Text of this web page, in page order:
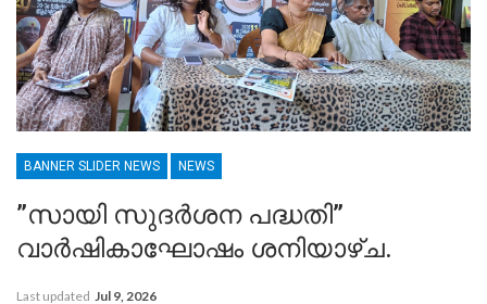
BANNER SLIDER NEWS NEWS
”സായി സുദർശന പദ്ധതി”
വാർഷികാഘോഷം ശനിയാഴ്ച.
Last updated Jul 9, 2026